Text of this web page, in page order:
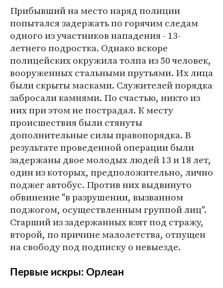
Прибывший на место наряд полиции
попытался задержать по горячим следам
одного из участников нападения - 13-
летнего подростка. Однако вскоре
полицейских окружила толпа из 50 человек,
вооруженных стальными прутьями. Их лица
были скрыты масками. Служителей порядка
забросали камнями. По счастью, никто из
них при этом не пострадал. К месту
происшествия были стянуты
дополнительные силы правопорядка. В
результате проведенной операции были
задержаны двое молодых людей 13 и 18 лет,
один из которых, предположительно, лично
поджег автобус. Против них выдвинуто
обвинение "в разрушении, вызванном
поджогом, осуществленным группой лиц".
Старший из задержанных взят под стражу,
второй, по причине малолетства, отпущен
на свободу под подписку о невыезде.
Первые искры: Орлеан